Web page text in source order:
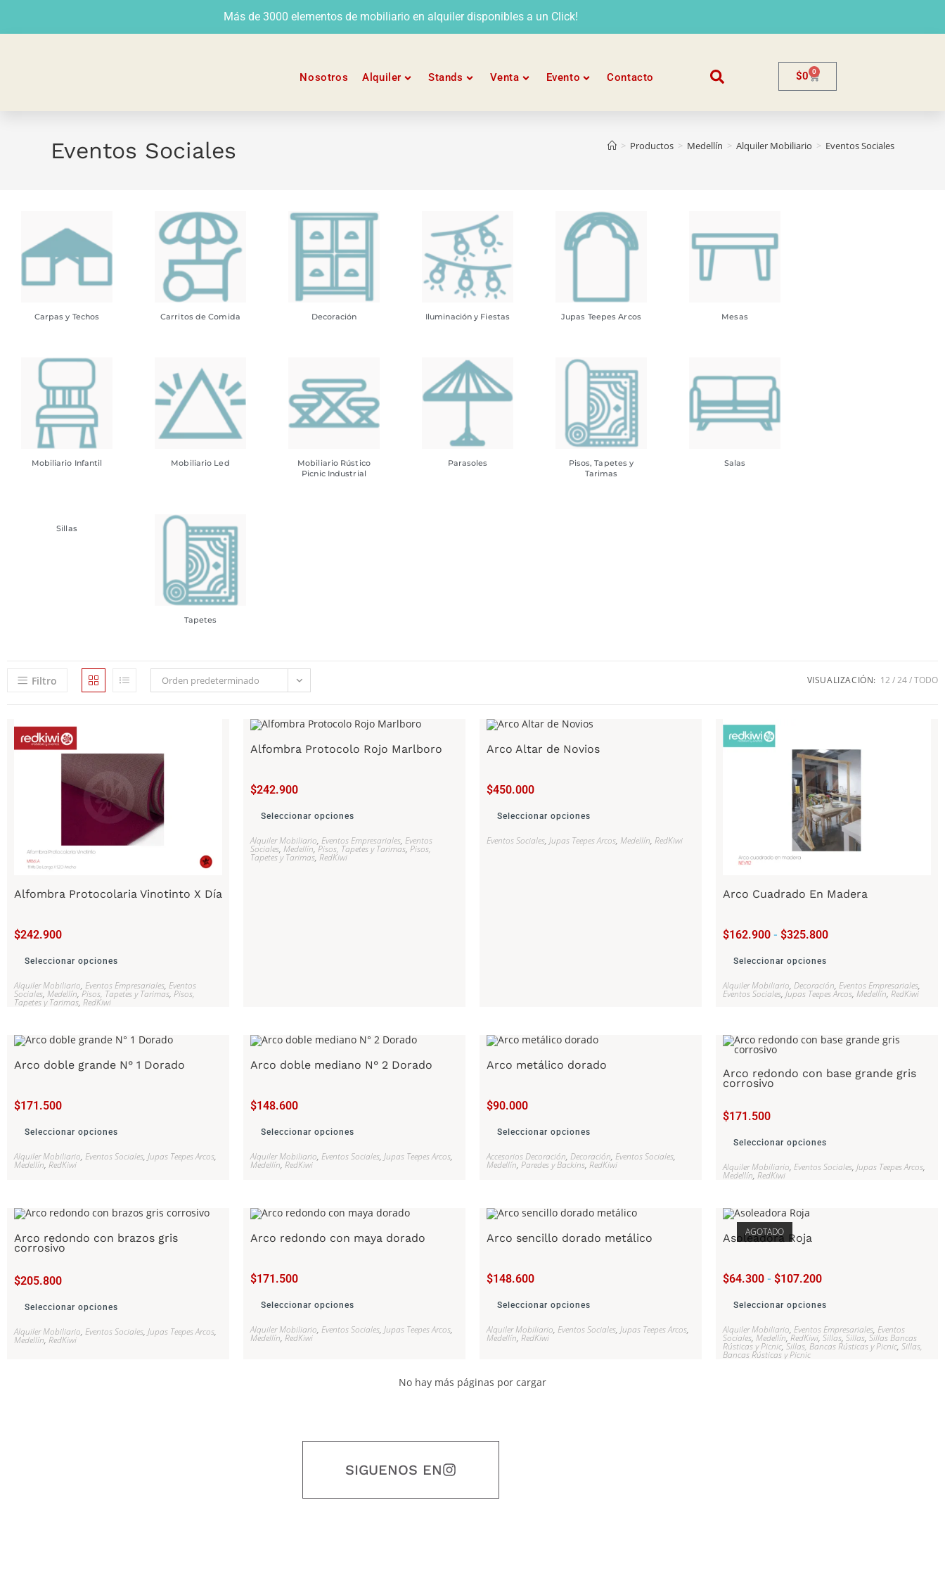
Más de 3000 elementos de mobiliario en alquiler disponibles a un Click!
Nosotros Alquiler Stands Venta Evento Contacto $0 0
Eventos Sociales > Productos > Medellín > Alquiler Mobiliario > Eventos Sociales
Carpas y Techos Carritos de Comida Decoración Iluminación y Fiestas Jupas Teepes Arcos Mesas
Mobiliario Infantil Mobiliario Led
Mobiliario Rústico
Picnic Industrial
Parasoles
Pisos, Tapetes y
Tarimas
Salas
Sillas
Tapetes
Filtro Orden predeterminado VISUALIZACIÓN: 12 24 TODO
Alfombra Protocolaria Vinotinto X Día
$242.900
Seleccionar opciones
Alquiler Mobiliario, Eventos Empresariales, Eventos
Sociales, Medellín,Pisos, Tapetes y Tarimas, Pisos,
Tapetes y Tarimas, RedKiwi
Alfombra Protocolo Rojo Marlboro
$242.900
Seleccionar opciones
Alquiler Mobiliario, Eventos Empresariales, Eventos
Sociales, Medellín,Pisos, Tapetes y Tarimas, Pisos,
Tapetes y Tarimas, RedKiwi
Arco Altar de Novios
$450.000
Seleccionar opciones
Eventos Sociales, Jupas Teepes Arcos, Medellín, RedKiwi
Arco Cuadrado En Madera
$162.900 - $325.800
Seleccionar opciones
Alquiler Mobiliario, Decoración, Eventos Empresariales,
Eventos Sociales, Jupas Teepes Arcos, Medellín, RedKiwi
Arco doble grande N° 1 Dorado
$171.500
Seleccionar opciones
Alquiler Mobiliario, Eventos Sociales, Jupas Teepes Arcos,
Medellín, RedKiwi
Arco doble mediano N° 2 Dorado
$148.600
Seleccionar opciones
Alquiler Mobiliario, Eventos Sociales, Jupas Teepes Arcos,
Medellín, RedKiwi
Arco metálico dorado
$90.000
Seleccionar opciones
Accesorios Decoración, Decoración, Eventos Sociales,
Medellín, Paredes y Backins, RedKiwi
Arco redondo con base grande gris
corrosivo
$171.500
Seleccionar opciones
Alquiler Mobiliario, Eventos Sociales, Jupas Teepes Arcos,
Medellín, RedKiwi
Arco redondo con brazos gris
corrosivo
$205.800
Seleccionar opciones
Alquiler Mobiliario, Eventos Sociales, Jupas Teepes Arcos,
Medellín, RedKiwi
Arco redondo con maya dorado
$171.500
Seleccionar opciones
Alquiler Mobiliario, Eventos Sociales, Jupas Teepes Arcos,
Medellín, RedKiwi
Arco sencillo dorado metálico
$148.600
Seleccionar opciones
Alquiler Mobiliario, Eventos Sociales, Jupas Teepes Arcos,
Medellín, RedKiwi
AGOTADO
Asoleadora Roja
$64.300 - $107.200
Seleccionar opciones
Alquiler Mobiliario, Eventos Empresariales, Eventos
Sociales, Medellín,RedKiwi, Sillas, Sillas, Sillas Bancas
Rústicas y Picnic,Sillas, Bancas Rústicas y Picnic, Sillas,
Bancas Rústicas y Picnic
No hay más páginas por cargar
SIGUENOS EN